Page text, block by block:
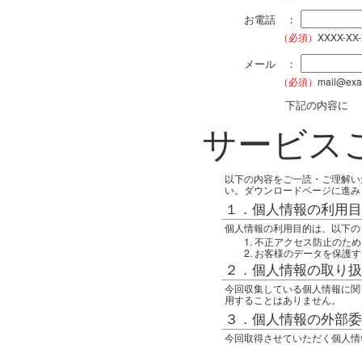
お電話 ：
（必須） XXXX-
メール ：
（必須）
下記の内容に
サービス
以下の内容をご一読・ご理解
い。ダウンロードページに進
１．個人情報の利用
個人情報の利用目的は、以下
不正アクセス防止のため
お客様のデータを保護
２．個人情報の取り
今回収集している個人情報に
用することはありません。
３．個人情報の外部
今回取得させていただく個人